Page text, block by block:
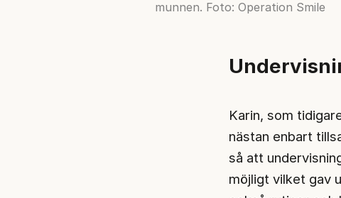
munnen. Foto: Operation Smile
Karin, som
nästan enbart
så att
möjligt vilket gav